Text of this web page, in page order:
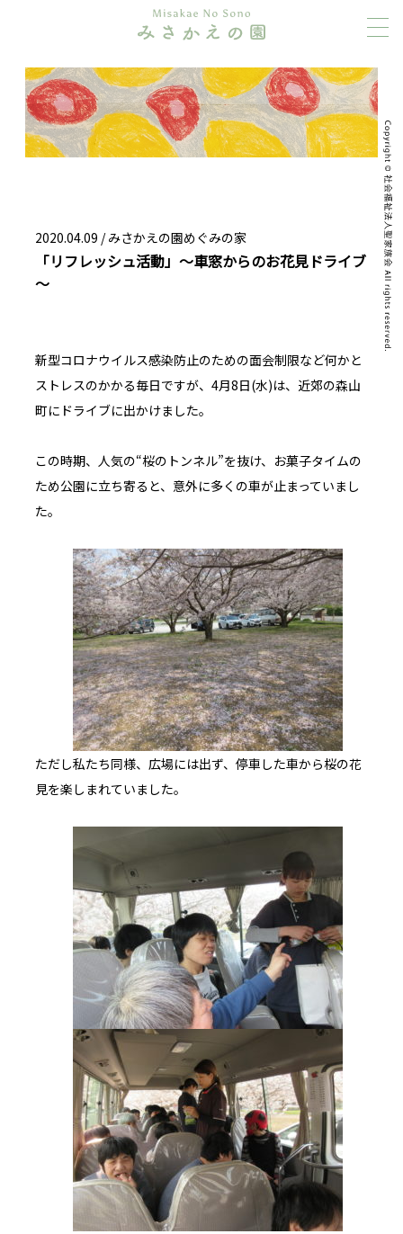
2020.04.09 /みさかえの園めぐみの家
「リフレッシュ活動」～車窓からのお花見ドライブ
～
新型コロナウイルス感染防止のための面会制限など何かと
ストレスのかかる毎日ですが、4月8日(水)は、近郊の森山
町にドライブに出かけました。
この時期、人気の“桜のトンネル”を抜け、お菓子タイムの
ため公園に立ち寄ると、意外に多くの車が止まっていまし
た。
ただし私たち同様、広場には出ず、停車した車から桜の花
見を楽しまれていました。